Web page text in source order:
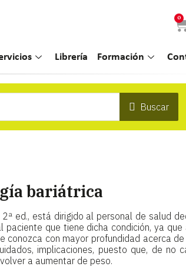
0
Librería Formación
Buscar
bariátrica
ed., está dirigido al personal de salud
paciente que tiene dicha condición, ya
conozca con mayor profundidad acerca
implicaciones, puesto que, de no
a aumentar de peso.